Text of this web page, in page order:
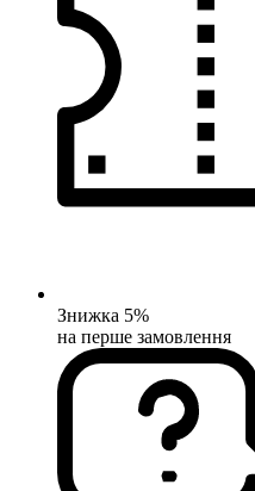
Знижка 5%
на перше замовлення